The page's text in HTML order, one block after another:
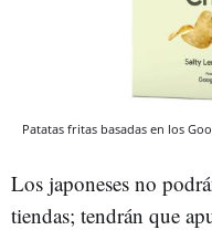
Patatas fritas basadas en los
Los japoneses no
tiendas; tendrán que